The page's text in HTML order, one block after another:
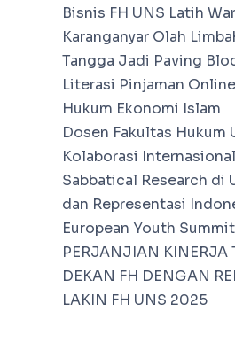
Bisnis FH UNS Latih
Karanganyar Olah
Tangga Jadi Paving
Literasi Pinjaman
Hukum Ekonomi Islam
Dosen Fakultas Hukum
Kolaborasi
Sabbatical Research di
dan Representasi
European Youth
PERJANJIAN KINERJA
DEKAN FH DENGAN
LAKIN FH UNS 2025